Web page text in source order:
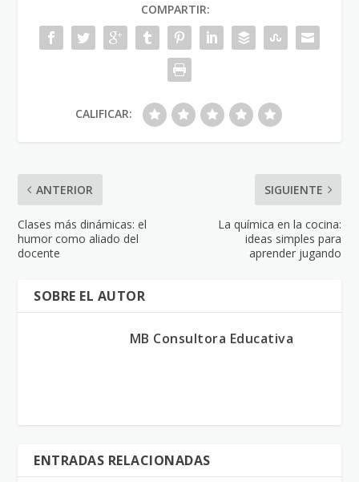
COMPARTIR:
CALIFICAR:
ANTERIOR
Clases más dinámicas: el
humor como aliado del
docente
SIGUIENTE
La química en la cocina:
ideas simples para
aprender jugando
SOBRE EL AUTOR
MB Consultora Educativa
ENTRADAS RELACIONADAS